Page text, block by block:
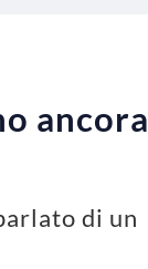
ancora
di un